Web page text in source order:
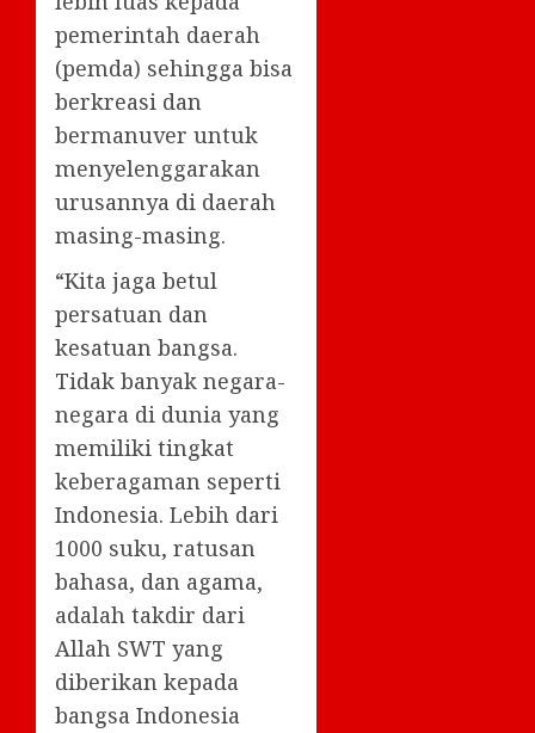
pemerintah daerah
(pemda) sehingga bisa
berkreasi dan
bermanuver untuk
menyelenggarakan
urusannya di daerah
masing-masing.
“Kita jaga betul
persatuan dan
kesatuan bangsa.
Tidak banyak negara-
negara di dunia yang
memiliki tingkat
keberagaman seperti
Indonesia. Lebih dari
1000 suku, ratusan
bahasa, dan agama,
adalah takdir dari
Allah SWT yang
diberikan kepada
bangsa Indonesia